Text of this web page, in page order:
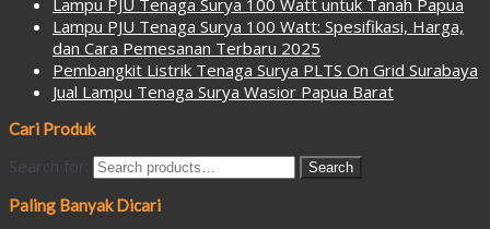
Lampu PJU Tenaga Surya 100 Watt: Spesifikasi, Harga,
dan Cara Pemesanan Terbaru 2025
Pembangkit Listrik Tenaga Surya PLTS On Grid Surabaya
Jual Lampu Tenaga Surya Wasior Papua Barat
Cari Produk
Search for: Search
Paling Banyak Dicari